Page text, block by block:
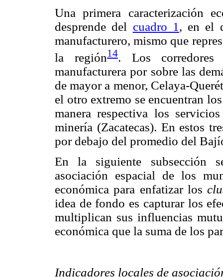
Una primera caracterización
desprende del cuadro 1, en el
manufacturero, mismo que
la región14. Los
manufacturera por sobre las
de mayor a menor, Celaya-
el otro extremo se encuentran
manera respectiva los
minería (Zacatecas). En estos
por debajo del promedio del
En la siguiente subsección
asociación espacial de los
económica para enfatizar los
idea de fondo es capturar los
multiplican sus influencias
económica que la suma de los
Indicadores locales de